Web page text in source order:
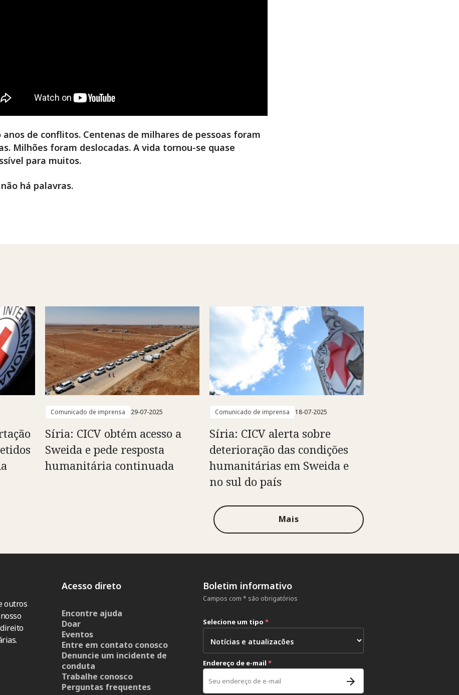
anos de conflitos. Centenas de milhares de pessoas foram
Milhões foram deslocadas. A vida tornou-se quase
para muitos.
há palavras.
Comunicado de imprensa 29-07-2025
Síria: CICV obtém acesso a
Sweida e pede resposta
humanitária continuada
Comunicado de imprensa 18-07-2025
Síria: CICV alerta sobre
deterioração das condições
humanitárias em Sweida e
no sul do país
Mais
outros
Acesso direto
Encontre ajuda
Doar
Eventos
Entre em contato conosco
Denuncie um incidente de
conduta
Trabalhe conosco
Perguntas frequentes
Boletim informativo
Campos com * são obrigatórios
Selecione um tipo *
Endereço de e-mail *